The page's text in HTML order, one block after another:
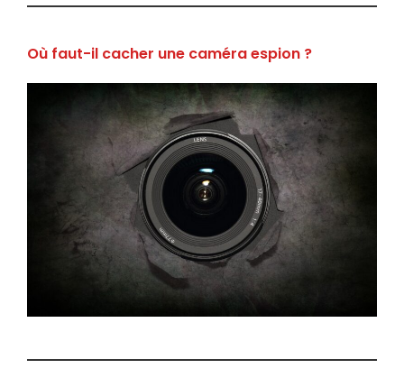
Où faut-il cacher une caméra espion ?